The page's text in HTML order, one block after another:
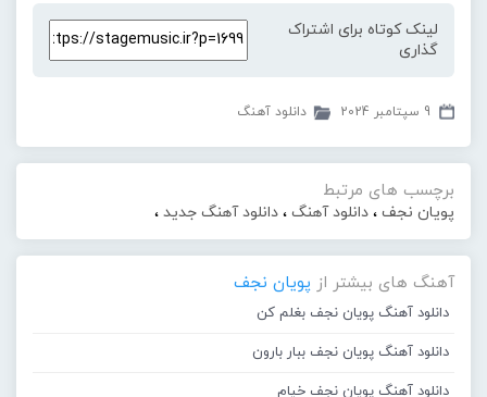
لینک کوتاه برای اشتراک
گذاری
9 سپتامبر 2024 دانلود آهنگ
برچسب های مرتبط
پویان نجف ، دانلود آهنگ ، دانلود آهنگ جدید ،
آهنگ های بیشتر از پویان نجف
دانلود آهنگ پویان نجف بغلم کن
دانلود آهنگ پویان نجف ببار بارون
دانلود آهنگ پویان نجف خیام